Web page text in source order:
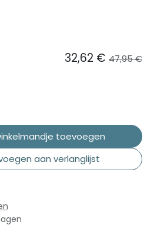
toevoegen
aan verlanglijst
32,62 € 47,95€